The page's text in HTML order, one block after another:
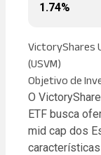
1.74%
VictoryShares
(USVM)
Objetivo de
O
ETF busca
mid cap dos